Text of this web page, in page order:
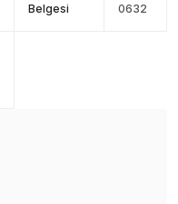
Belgesi
0632